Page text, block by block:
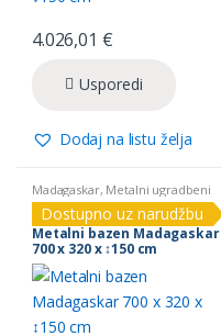
4.026,01 €
Usporedi
Dodaj na listu želja
Madagaskar, Metalni ugradbeni
bazeni
Dostupno uz narudžbu
Metalni bazen Madagaskar
700 x 320 x ↕150 cm